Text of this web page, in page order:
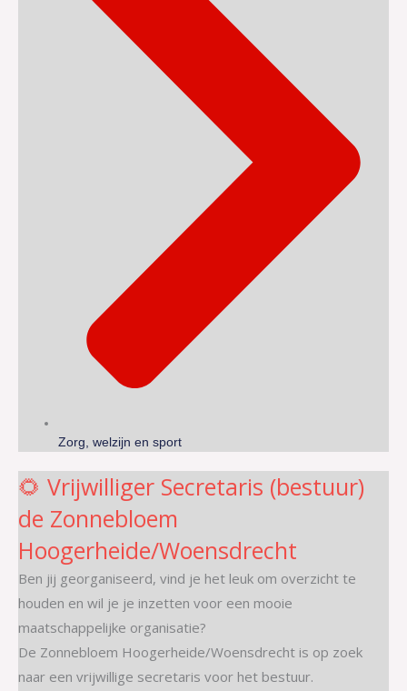
Zorg, welzijn en sport
🌻 Vrijwilliger Secretaris (bestuur)
de Zonnebloem
Hoogerheide/Woensdrecht
Ben jij georganiseerd, vind je het leuk om overzicht te
houden en wil je je inzetten voor een mooie
maatschappelijke organisatie?
De Zonnebloem Hoogerheide/Woensdrecht is op zoek
naar een vrijwillige secretaris voor het bestuur.